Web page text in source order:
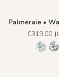
Palmeraie •
€319.00
R035